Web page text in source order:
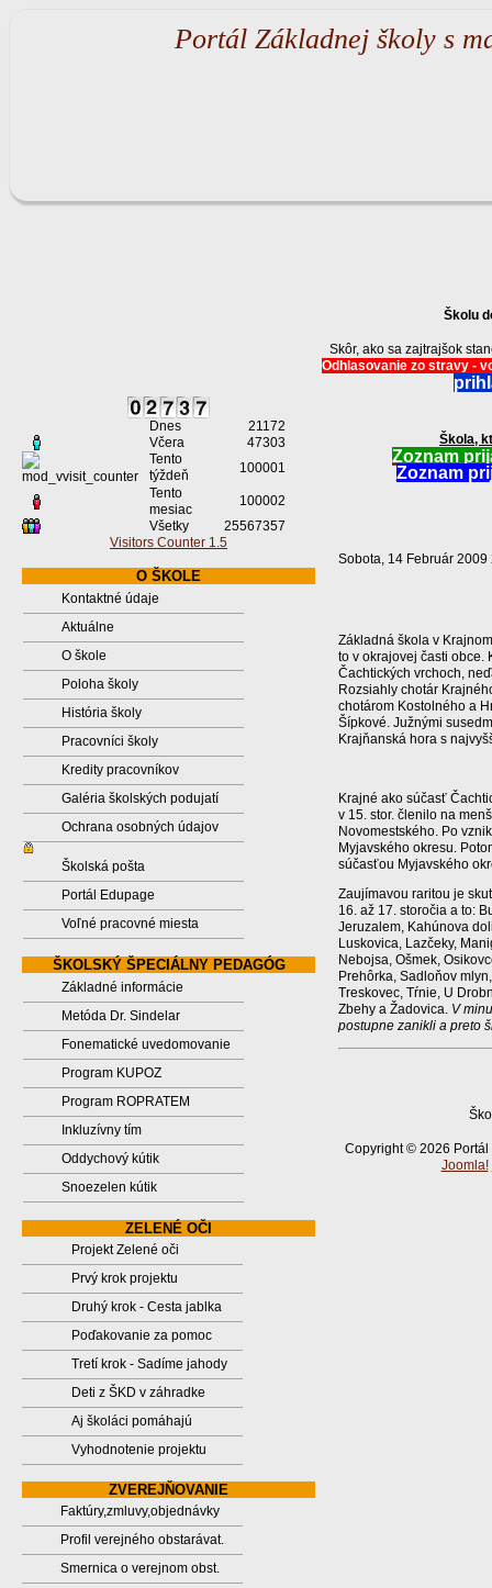
Portál Základnej školy s
Dnes
21172
Včera
47303
Tento
týždeň
100001
Tento
mesiac
100002
Všetky
25567357
Visitors Counter 1.5
O ŠKOLE
Kontaktné údaje
Aktuálne
O škole
Poloha školy
História školy
Pracovníci školy
Kredity pracovníkov
Galéria školských podujatí
Ochrana osobných údajov
Školská pošta
Portál Edupage
Voľné pracovné miesta
ŠKOLSKÝ ŠPECIÁLNY PEDAGÓG
Základné informácie
Metóda Dr. Sindelar
Fonematické uvedomovanie
Program KUPOZ
Program ROPRATEM
Inkluzívny tím
Oddychový kútik
Snoezelen kútik
ZELENÉ OČI
Projekt Zelené oči
Prvý krok projektu
Druhý krok - Cesta jablka
Poďakovanie za pomoc
Tretí krok - Sadíme jahody
Deti z ŠKD v záhradke
Aj školáci pomáhajú
Vyhodnotenie projektu
ZVEREJŇOVANIE
Faktúry,zmluvy,objednávky
Profil verejného obstarávat.
Smernica o verejnom obst.
Školu
Skôr, ako sa zajtrajšok
Odhlasovanie zo stravy -
Škola,
Zoznam
Zoznam
Sobota, 14 Február 2009
Základná škola v
to v okrajovej časti obce.
Čachtických vrchoch,
Rozsiahly chotár
chotárom Kostolného a
Šípkové. Južnými
Krajňanská hora s
Krajné ako súčasť
v 15. stor. členilo na
Novomestského. Po
Myjavského okresu.
súčasťou Myjavského
Zaujímavou raritou je
16. až 17. storočia a to:
Jeruzalem, Kahúnova
Luskovica, Lazčeky,
Nebojsa, Ošmek,
Prehôrka, Sadloňov
Treskovec, Tŕnie, U
Zbehy a Žadovica. V
postupne zanikli a preto
Copyright © 2026 Portál
Joomla!